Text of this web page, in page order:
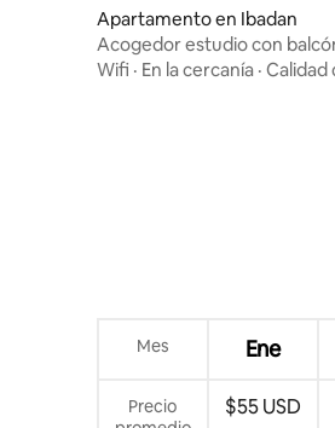
Apartamento en Ibadan
Acogedor estudio con
Ibadan
Wifi · En la cercanía · Calidad
Mes Ene
Precio
$55 USD